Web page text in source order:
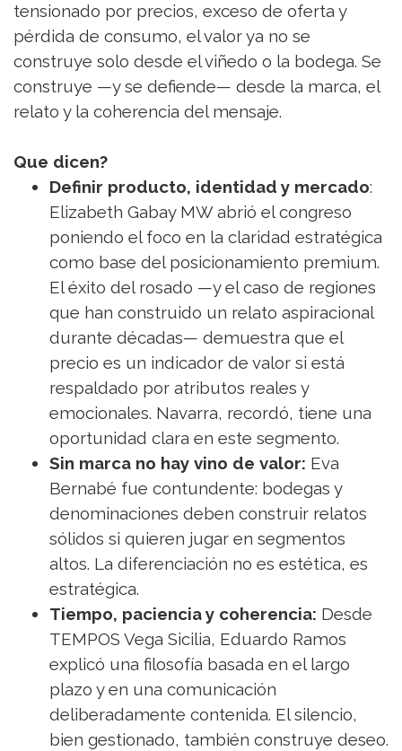
tensionado por precios, exceso de oferta y
pérdida de consumo, el valor ya no se
construye solo desde el viñedo o la bodega. Se
construye —y se defiende— desde la marca, el
relato y la coherencia del mensaje.
Que dicen?
Definir producto, identidad y mercado:
Elizabeth Gabay MW abrió el congreso
poniendo el foco en la claridad estratégica
como base del posicionamiento premium.
El éxito del rosado —y el caso de regiones
que han construido un relato aspiracional
durante décadas— demuestra que el
precio es un indicador de valor si está
respaldado por atributos reales y
emocionales. Navarra, recordó, tiene una
oportunidad clara en este segmento.
Sin marca no hay vino de valor: Eva
Bernabé fue contundente: bodegas y
denominaciones deben construir relatos
sólidos si quieren jugar en segmentos
altos. La diferenciación no es estética, es
estratégica.
Tiempo, paciencia y coherencia: Desde
TEMPOS Vega Sicilia, Eduardo Ramos
explicó una filosofía basada en el largo
plazo y en una comunicación
deliberadamente contenida. El silencio,
bien gestionado, también construye deseo.